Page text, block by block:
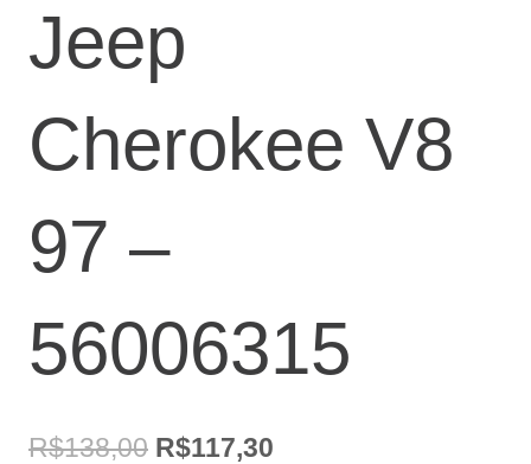
Jeep
Cherokee V8
97 –
56006315
R$138,00 O
R$117,30